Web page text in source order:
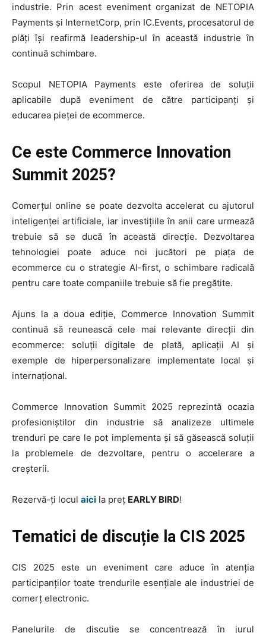
industrie. Prin acest eveniment organizat de NETOPIA
Payments și InternetCorp, prin IC.Events, procesatorul de
plăți își reafirmă leadership-ul în această industrie în
continuă schimbare.
Scopul NETOPIA Payments este oferirea de soluții
aplicabile după eveniment de către participanți și
educarea pieței de ecommerce.
Ce este Commerce Innovation
Summit 2025?
Comerțul online se poate dezvolta accelerat cu ajutorul
inteligenței artificiale, iar investițiile în anii care urmează
trebuie să se ducă în această direcție. Dezvoltarea
tehnologiei poate aduce noi jucători pe piața de
ecommerce cu o strategie AI-first, o schimbare radicală
pentru care toate companiile trebuie să fie pregătite.
Ajuns la a doua ediție, Commerce Innovation Summit
continuă să reunească cele mai relevante direcții din
ecommerce: soluții digitale de plată, aplicații AI și
exemple de hiperpersonalizare implementate local și
internațional.
Commerce Innovation Summit 2025 reprezintă ocazia
profesioniștilor din industrie să analizeze ultimele
trenduri pe care le pot implementa și să găsească soluții
la problemele de dezvoltare, pentru o accelerare a
creșterii.
Rezervă-ți locul aici la preț EARLY BIRD!
Tematici de discuție la CIS 2025
CIS 2025 este un eveniment care aduce în atenția
participanților toate trendurile esențiale ale industriei de
comerț electronic.
Panelurile de discuție se concentrează în jurul